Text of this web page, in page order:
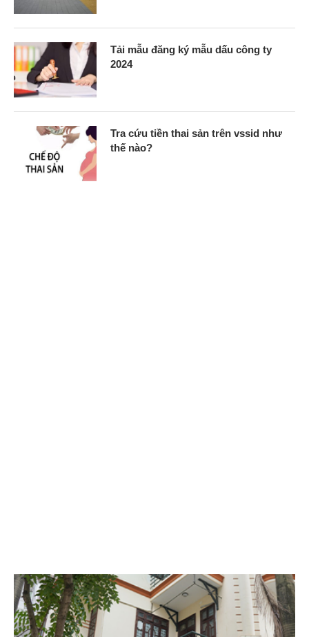
Tải mẫu đăng ký mẫu dấu công ty
2024
Tra cứu tiền thai sản trên vssid như
thế nào?